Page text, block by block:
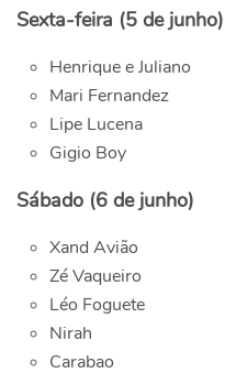
Sexta-feira (5 de junho)
Henrique e Juliano
Mari Fernandez
Lipe Lucena
Gigio Boy
Sábado (6 de junho)
Xand Avião
Zé Vaqueiro
Léo Foguete
Nirah
Carabao